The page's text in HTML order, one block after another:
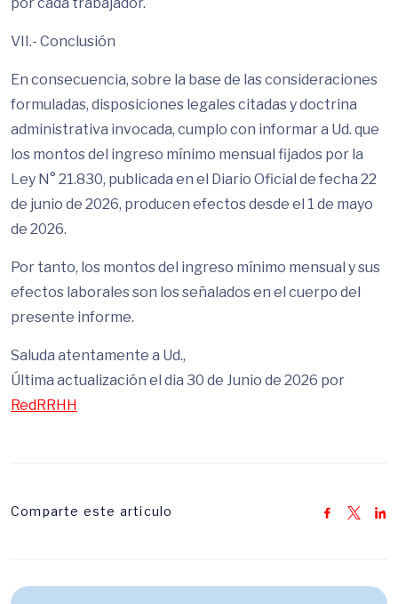
VII.- Conclusión
En consecuencia, sobre la base de las consideraciones
formuladas, disposiciones legales citadas y doctrina
administrativa invocada, cumplo con informar a Ud. que
los montos del ingreso mínimo mensual fijados por la
Ley N° 21.830, publicada en el Diario Oficial de fecha 22
de junio de 2026, producen efectos desde el 1 de mayo
de 2026.
Por tanto, los montos del ingreso mínimo mensual y sus
efectos laborales son los señalados en el cuerpo del
presente informe.
Saluda atentamente a Ud.,
Última actualización el dia 30 de Junio de 2026 por
RedRRHH
Comparte este articulo